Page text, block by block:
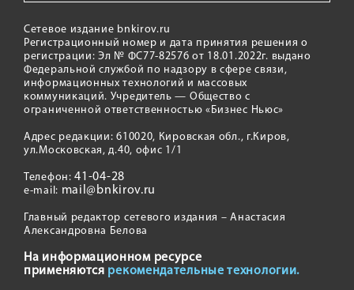
Сетевое издание bnkirov.ru
Регистрационный номер и дата принятия решения о
регистрации: Эл № ФС77-82576 от 18.01.2022г. выдано
Федеральной службой по надзору в сфере связи,
информационных технологий и массовых
коммуникаций. Учредитель — Общество с
ограниченной ответственностью «Бизнес Ньюс»
Адрес редакции: 610020, Кировская обл., г.Киров,
ул.Московская, д.40, офис 1/1
Телефон:41-04-28
e-mail: mail@bnkirov.ru
Главный редактор сетевого издания – Анастасия
Александровна Белова
На информационном ресурсе
применяются рекомендательные технологии.